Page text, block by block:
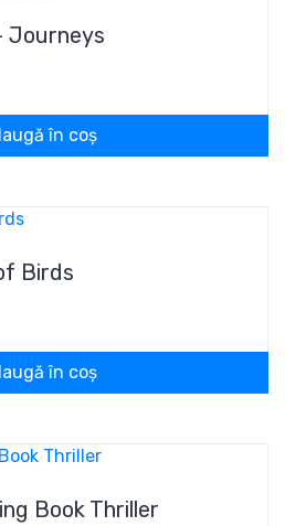
Journeys
în coș
Birds
în coș
Book Thriller